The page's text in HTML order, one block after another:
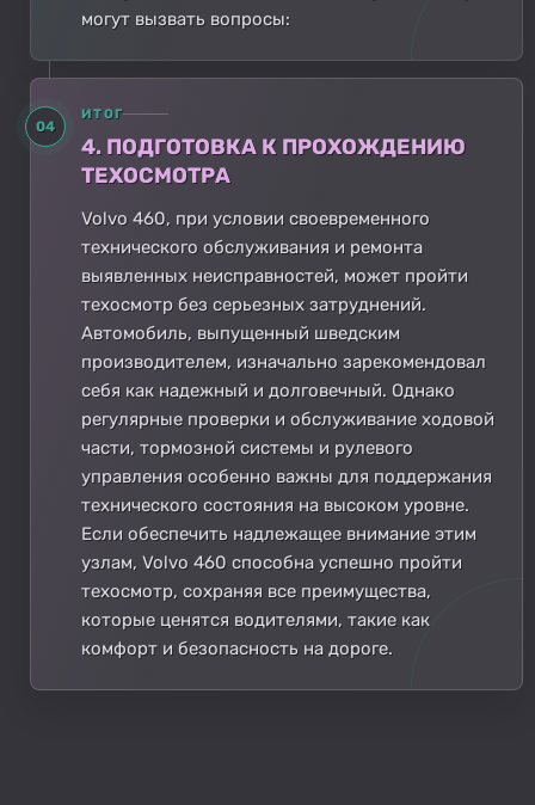
могут вызвать вопросы:
04
ИТОГ
4. ПОДГОТОВКА К ПРОХОЖДЕНИЮ
ТЕХОСМОТРА
Volvo 460, при условии своевременного
технического обслуживания и ремонта
выявленных неисправностей, может пройти
техосмотр без серьезных затруднений.
Автомобиль, выпущенный шведским
производителем, изначально зарекомендовал
себя как надежный и долговечный. Однако
регулярные проверки и обслуживание ходовой
части, тормозной системы и рулевого
управления особенно важны для поддержания
технического состояния на высоком уровне.
Если обеспечить надлежащее внимание этим
узлам, Volvo 460 способна успешно пройти
техосмотр, сохраняя все преимущества,
которые ценятся водителями, такие как
комфорт и безопасность на дороге.